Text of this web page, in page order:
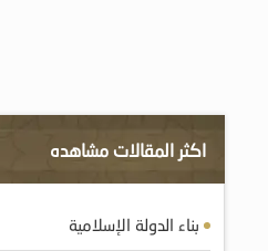
اكثر المقالات مشاهده
بناء الدولة الإسلامية